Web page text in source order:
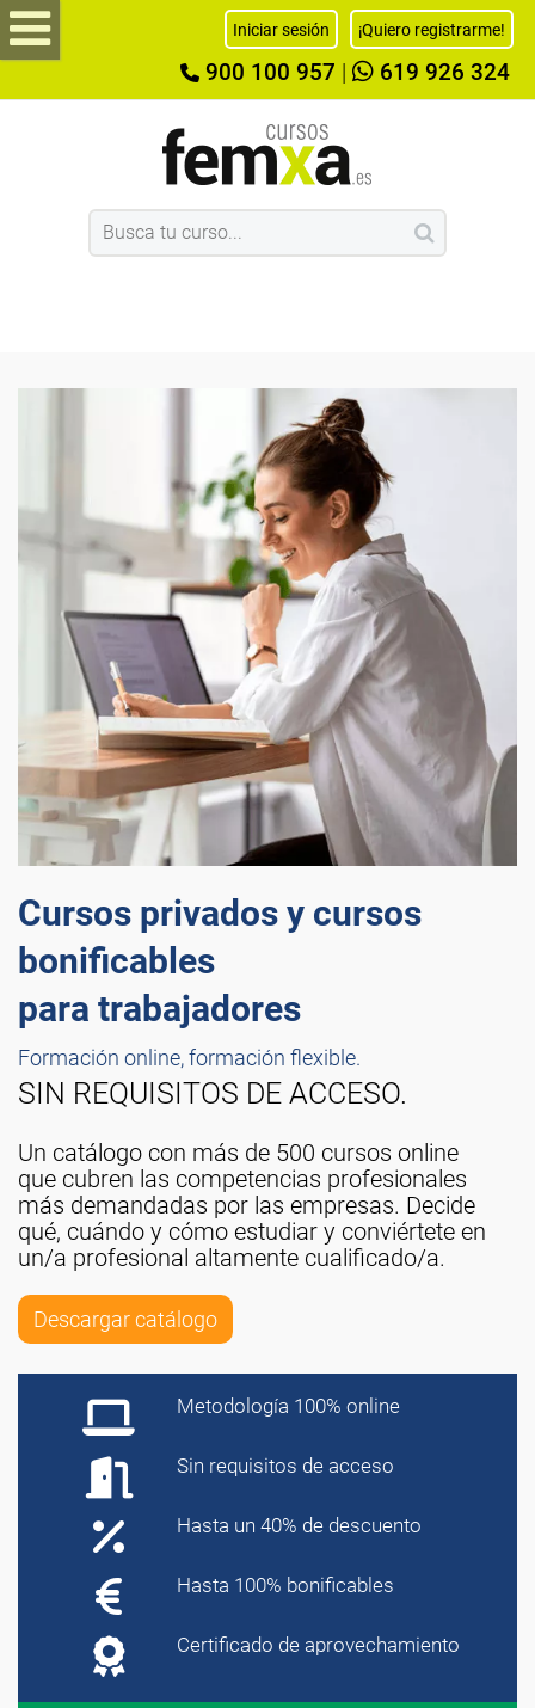
Iniciar sesión ¡Quiero registrarme!
900 100 957 619 926 324
Cursos privados y cursos
bonificables
para trabajadores
Formación online, formación flexible.
SIN REQUISITOS DE ACCESO.
Un catálogo con más de 500 cursos online
que cubren las competencias profesionales
más demandadas por las empresas. Decide
qué, cuándo y cómo estudiar y conviértete en
un/a profesional altamente cualificado/a.
Descargar catálogo
Metodología 100% online
Sin requisitos de acceso
Hasta un 40% de descuento
Hasta 100% bonificables
Certificado de aprovechamiento